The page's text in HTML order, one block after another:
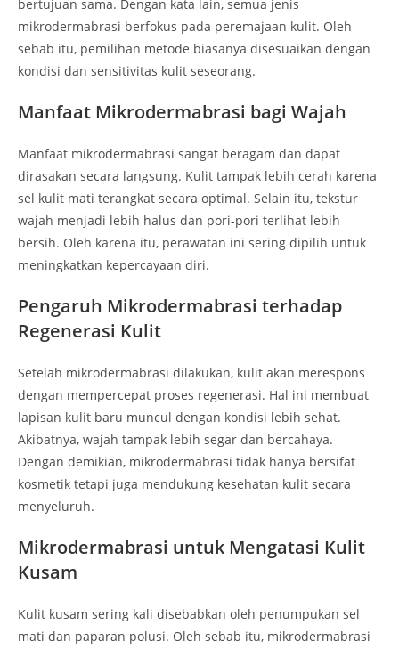
bertujuan sama. Dengan kata lain, semua jenis
mikrodermabrasi berfokus pada peremajaan kulit. Oleh
sebab itu, pemilihan metode biasanya disesuaikan dengan
kondisi dan sensitivitas kulit seseorang.
Manfaat Mikrodermabrasi bagi Wajah
Manfaat mikrodermabrasi sangat beragam dan dapat
dirasakan secara langsung. Kulit tampak lebih cerah karena
sel kulit mati terangkat secara optimal. Selain itu, tekstur
wajah menjadi lebih halus dan pori-pori terlihat lebih
bersih. Oleh karena itu, perawatan ini sering dipilih untuk
meningkatkan kepercayaan diri.
Pengaruh Mikrodermabrasi terhadap
Regenerasi Kulit
Setelah mikrodermabrasi dilakukan, kulit akan merespons
dengan mempercepat proses regenerasi. Hal ini membuat
lapisan kulit baru muncul dengan kondisi lebih sehat.
Akibatnya, wajah tampak lebih segar dan bercahaya.
Dengan demikian, mikrodermabrasi tidak hanya bersifat
kosmetik tetapi juga mendukung kesehatan kulit secara
menyeluruh.
Mikrodermabrasi untuk Mengatasi Kulit
Kusam
Kulit kusam sering kali disebabkan oleh penumpukan sel
mati dan paparan polusi. Oleh sebab itu, mikrodermabrasi